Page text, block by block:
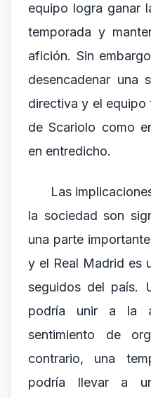
equipo logra ganar
temporada y
afición. Sin
desencadenar una
directiva y el
de Scariolo como
en entredicho.
Las
la sociedad son
una parte
y el Real Madrid es
seguidos del país.
podría unir a la
sentimiento de
contrario, una
podría llevar a